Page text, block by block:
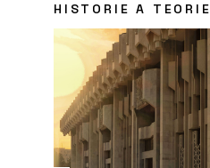
HISTORIE A TEORIE